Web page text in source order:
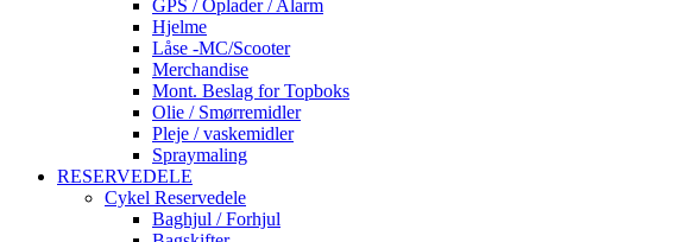
GPS / Oplader / Alarm
Hjelme
Låse -MC/Scooter
Merchandise
Mont. Beslag for Topboks
Olie / Smørremidler
Pleje / vaskemidler
Spraymaling
RESERVEDELE
Cykel Reservedele
Baghjul / Forhjul